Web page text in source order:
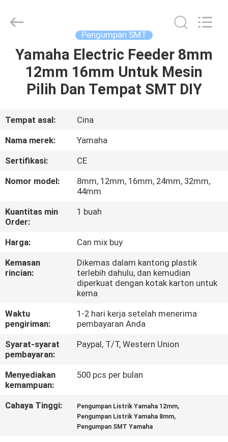
RUMAH
PRODUK
VIDEO
KAMI
PABRIK
KONTROL
KUALITAS
KAMI
BERITA
SHOPPING
ON
TECHNOLOGY
LIMITED.
Reserved.
Pengumpan SMT
Yamaha Electric Feeder 8mm
12mm 16mm Untuk Mesin
Pilih Dan Tempat SMT DIY
Tempat asal:
Cina
Nama merek:
Yamaha
Sertifikasi:
CE
Nomor model:
8mm, 12mm, 16mm, 24mm, 32mm,
44mm
Kuantitas min
Order:
1 buah
Harga:
Can mix buy
Kemasan
rincian:
Dikemas dalam kantong plastik
terlebih dahulu, dan kemudian
diperkuat dengan kotak karton untuk
kema
Waktu
pengiriman:
1-2 hari kerja setelah menerima
pembayaran Anda
Syarat-syarat
pembayaran:
Paypal, T/T, Western Union
Menyediakan
kemampuan:
500 pcs per bulan
Cahaya Tinggi: Pengumpan Listrik Yamaha 12mm,
Pengumpan Listrik Yamaha 8mm,
Pengumpan SMT Yamaha